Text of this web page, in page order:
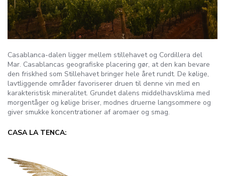
Casablanca-dalen ligger mellem stillehavet og Cordillera del
Mar. Casablancas geografiske placering gør, at den kan bevare
den friskhed som Stillehavet bringer hele året rundt. De kølige,
lavtliggende områder favoriserer druen til denne vin med en
karakteristisk mineralitet. Grundet dalens middelhavsklima med
morgentåger og kølige briser, modnes druerne langsommere og
giver smukke koncentrationer af aromaer og smag.
CASA LA TENCA: